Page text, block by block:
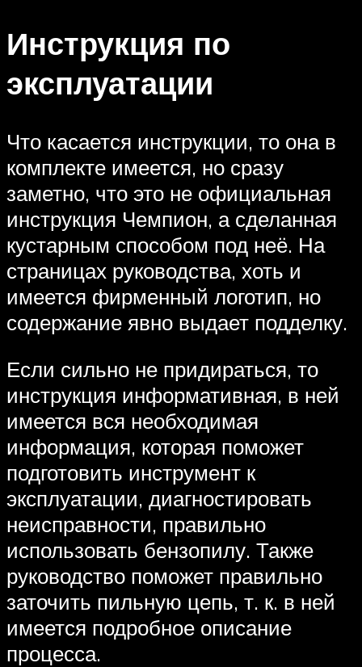
Инструкция по
эксплуатации
Что касается инструкции, то она в
комплекте имеется, но сразу
заметно, что это не официальная
инструкция Чемпион, а сделанная
кустарным способом под неё. На
страницах руководства, хоть и
имеется фирменный логотип, но
содержание явно выдает подделку.
Если сильно не придираться, то
инструкция информативная, в ней
имеется вся необходимая
информация, которая поможет
подготовить инструмент к
эксплуатации, диагностировать
неисправности, правильно
использовать бензопилу. Также
руководство поможет правильно
заточить пильную цепь, т. к. в ней
имеется подробное описание
процесса.